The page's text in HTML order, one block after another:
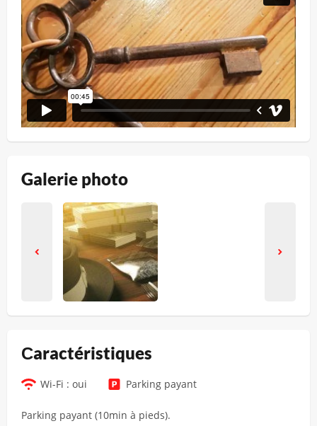
Galerie photo
Сaractéristiques
Wi-Fi : oui Parking payant
Parking payant (10min à pieds).